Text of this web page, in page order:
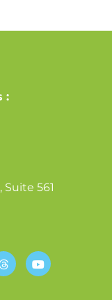
:
561